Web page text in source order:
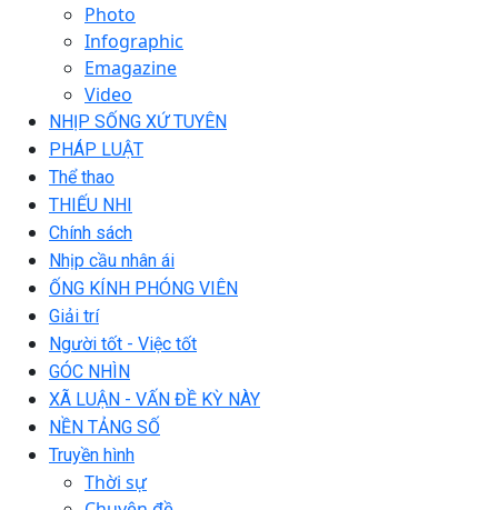
Photo
Infographic
Emagazine
Video
NHỊP SỐNG XỨ TUYÊN
PHÁP LUẬT
Thể thao
THIẾU NHI
Chính sách
Nhịp cầu nhân ái
ỐNG KÍNH PHÓNG VIÊN
Giải trí
Người tốt - Việc tốt
GÓC NHÌN
XÃ LUẬN - VẤN ĐỀ KỲ NÀY
NỀN TẢNG SỐ
Truyền hình
Thời sự